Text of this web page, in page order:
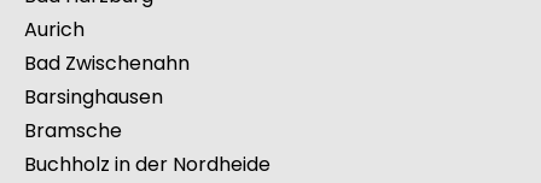
Aurich
Bad Zwischenahn
Barsinghausen
Bramsche
Buchholz in der Nordheide